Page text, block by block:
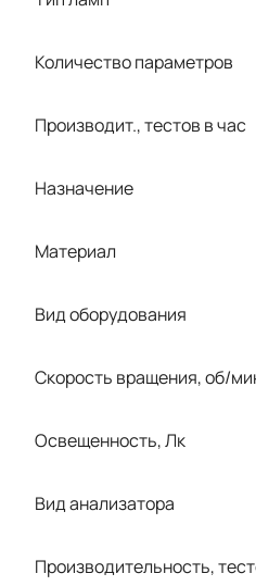
Haier
IKA
InterVac
Jiangsu Huida
LAMSYSTEMS
Medite
Количество параметров
Производит., тестов в час
Назначение
Материал
Вид оборудования
Скорость вращения, об/
Освещенность, Лк
Вид анализатора
Производительность,